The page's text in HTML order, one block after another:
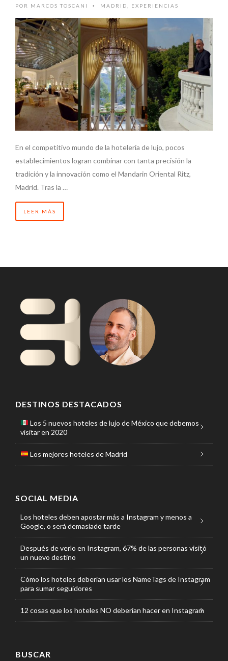
POR MARCOS TOSCANI • MADRID EXPERIENCIAS
En el competitivo mundo de la hotelería de lujo, pocos
establecimientos logran combinar con tanta precisión la
tradición y la innovación como el Mandarin Oriental Ritz,
Madrid. Tras la …
LEER MÁS
DESTINOS DESTACADOS
Los 5 nuevos hoteles de lujo de México que debemos
visitar en 2020
Los mejores hoteles de Madrid
SOCIAL MEDIA
Los hoteles deben apostar más a Instagram y menos a
Google, o será demasiado tarde
Después de verlo en Instagram, 67% de las personas visitó
un nuevo destino
Cómo los hoteles deberían usar los NameTags de Instagram
para sumar seguidores
12 cosas que los hoteles NO deberían hacer en Instagram
BUSCAR